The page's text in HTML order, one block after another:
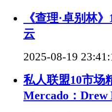
《查理·卓别林
云
2025-08-19
私人联盟10市场
Mercado：Drew